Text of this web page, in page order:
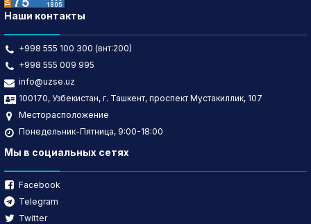
Наши контакты
+998 555 100 300 (внт:200)
+998 555 009 995
info@uzse.uz
100170, Узбекистан, г. Ташкент, проспект Мустакиллик, 107
Месторасположение
Понедельник-Пятница, 9:00-18:00
Мы в социальных сетях
Facebook
Telegram
Twitter